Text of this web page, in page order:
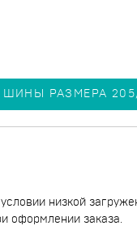
ШИНЫ РАЗМЕРА 205/
низкой
оформлении заказа.